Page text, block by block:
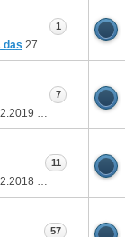
das 27.02.2019 09:58
1
21:10
7
19:33
11
57